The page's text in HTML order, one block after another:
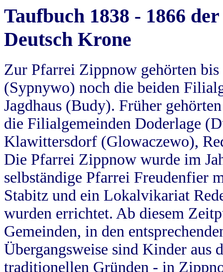
Taufbuch 1838 - 1866
Deutsch Krone
Zur Pfarrei Zippnow gehörten
(Sypnywo) noch die beiden
Jagdhaus (Budy). Früher
die Filialgemeinden Doderlage
Klawittersdorf (Glowaczewo),
Die Pfarrei Zippnow wurde im
selbständige Pfarrei Freudenfier
Stabitz und ein Lokalvikariat
wurden errichtet. Ab diesem
Gemeinden, in den
Übergangsweise sind Kinder aus
traditionellen Gründen - in